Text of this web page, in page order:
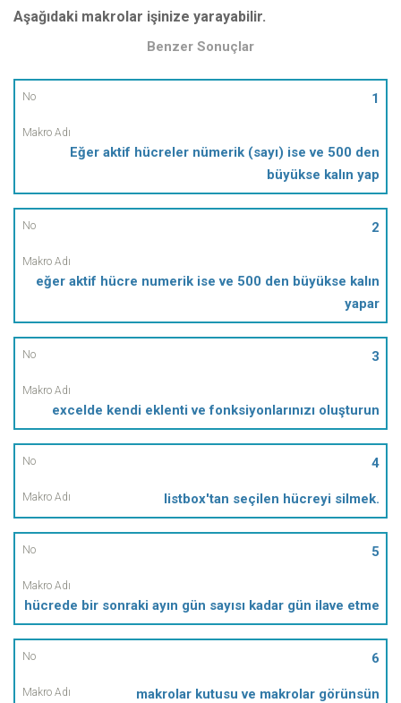
Aşağıdaki makrolar işinize yarayabilir.
Benzer Sonuçlar
No
Makro
1
Eğer aktif hücreler nümerik (sayı) ise ve 500 den
büyükse kalın yap
2
eğer aktif hücre numerik ise ve 500 den büyükse kalın
yapar
3
excelde kendi eklenti ve fonksiyonlarınızı oluşturun
4
listbox'tan seçilen hücreyi silmek.
5
hücrede bir sonraki ayın gün sayısı kadar gün ilave etme
6
makrolar kutusu ve makrolar görünsün